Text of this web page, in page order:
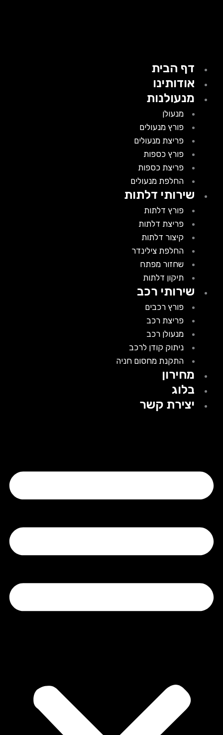
דף הבית
אודותינו
מנעולנות
מנעולן
פורץ מנעולים
פריצת מנעולים
פורץ כספות
פריצת כספות
החלפת מנעולים
שירותי דלתות
פורץ דלתות
פריצת דלתות
קיצור דלתות
החלפת צילינדר
שחזור מפתח
תיקון דלתות
שירותי רכב
פורץ רכבים
פריצת רכב
מנעולן רכב
ניתוק קודן לרכב
התקנת מחסום חניה
מחירון
בלוג
יצירת קשר